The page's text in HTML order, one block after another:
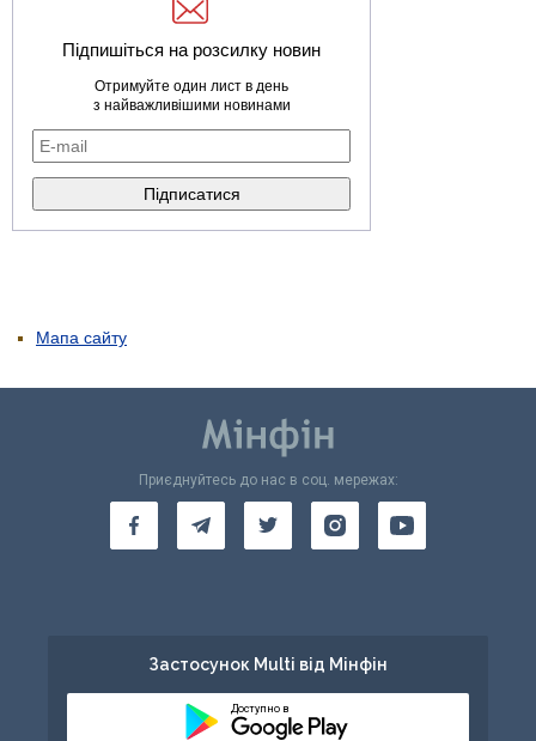
Підпишіться на розсилку новин
Отримуйте один лист в день
з найважливішими новинами
Мапа сайту
Приєднуйтесь до нас в соц. мережах:
Застосунок Multi від Мінфін
Доступно в